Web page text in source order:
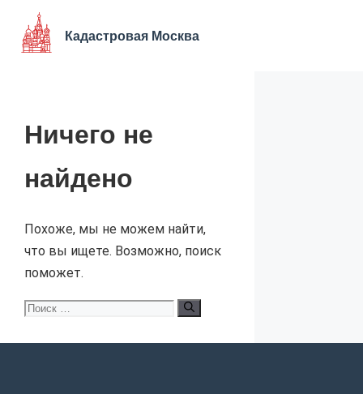
Перейти
содержимому
Кадастровая Москва
Ничего не
найдено
Похоже, мы не можем найти,
что вы ищете. Возможно, поиск
поможет.
Поиск: